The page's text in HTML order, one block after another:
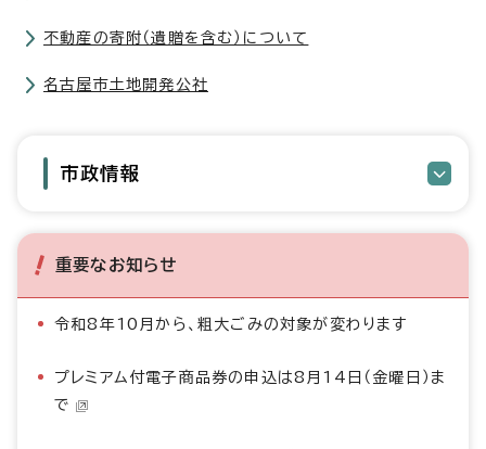
不動産の寄附（遺贈を含む）について
名古屋市土地開発公社
市政情報
重要なお知らせ
令和8年10月から、粗大ごみの対象が変わります
プレミアム付電子商品券の申込は8月14日（金曜日）ま
で